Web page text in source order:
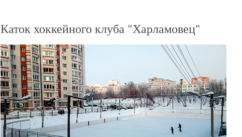
Каток хоккейного клуба "Харламовец"